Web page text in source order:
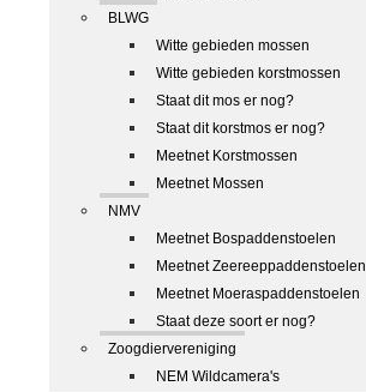
BLWG
Witte gebieden mossen
Witte gebieden korstmossen
Staat dit mos er nog?
Staat dit korstmos er nog?
Meetnet Korstmossen
Meetnet Mossen
NMV
Meetnet Bospaddenstoelen
Meetnet Zeereeppaddenstoelen
Meetnet Moeraspaddenstoelen
Staat deze soort er nog?
Zoogdiervereniging
NEM Wildcamera's